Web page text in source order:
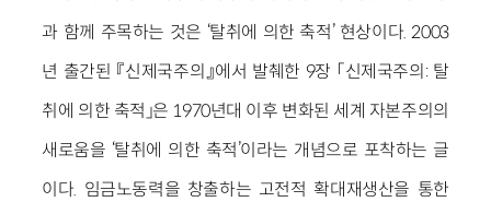
과 함께 주목하는 것은 ‘탈취에 의한 축적’ 현상이다. 2003
년 출간된 『신제국주의』에서 발췌한 9장 「신제국주의: 탈
취에 의한 축적」은 1970년대 이후 변화된 세계 자본주의의
새로움을 ‘탈취에 의한 축적’이라는 개념으로 포착하는 글
이다. 임금노동력을 창출하는 고전적 확대재생산을 통한